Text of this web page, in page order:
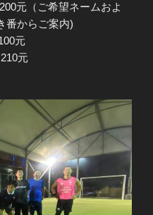
元（ご希望ネームおよ
番からご案内)
元
元